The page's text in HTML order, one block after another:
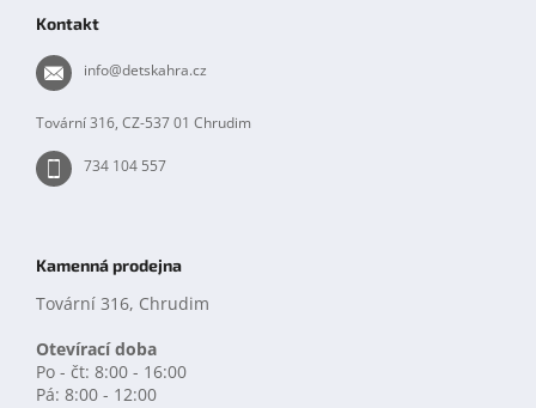
Kontakt
info@detskahra.cz
Tovární 316, CZ-537 01 Chrudim
734 104 557
Kamenná prodejna
Tovární 316, Chrudim
Otevírací doba
Po - čt: 8:00 - 16:00
Pá: 8:00 - 12:00